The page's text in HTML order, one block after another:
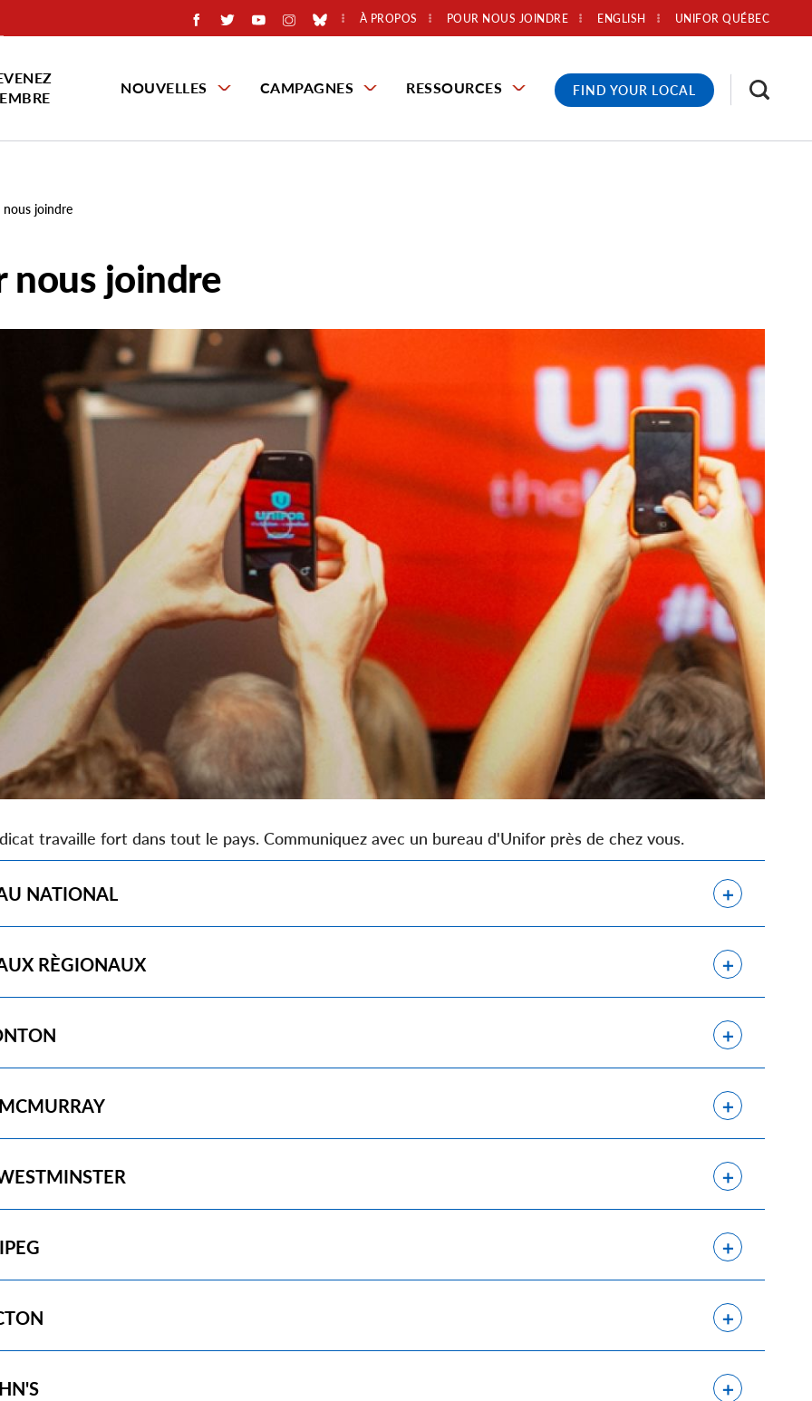
À PROPOS POUR NOUS JOINDRE UNIFOR QUÉBEC
ENGLISH
NOUVELLES CAMPAGNES RESSOURCES FIND YOUR LOCAL
nous joindre
nous joindre
travaille fort dans tout le pays. Communiquez avec un bureau d'Unifor près de chez vous.
NATIONAL
RÈGIONAUX